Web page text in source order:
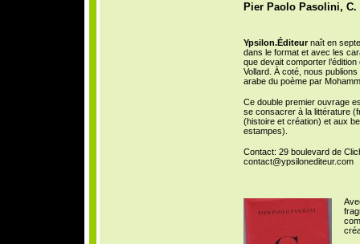
Pier Paolo Pasolini, C.
Ypsilon.Éditeurnaît en
dans le format et avec les
que devait comporter
Vollard. À coté, nous publions
arabe du poème par
Ce double premier ouvrage
se consacrer à la littérature
(histoire et création) et aux
estampes).
Contact: 29 boulevard de
contact@ypsilonediteur.com